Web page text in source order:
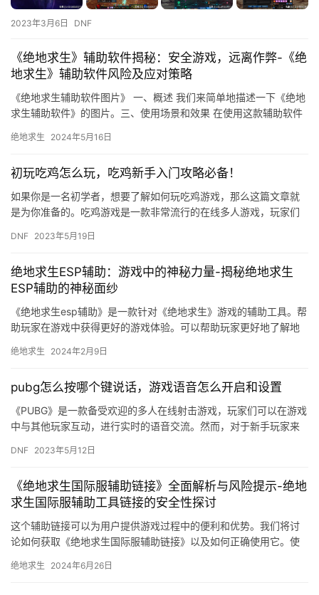
2023年3月6日 DNF
《绝地求生》辅助软件揭秘：安全游戏，远离作弊-《绝
地求生》辅助软件风险及应对策略
《绝地求生辅助软件图片》 一、概述 我们来简单地描述一下《绝地
求生辅助软件》的图片。三、使用场景和效果 在使用这款辅助软件
绝地求生 2024年5月16日
初玩吃鸡怎么玩，吃鸡新手入门攻略必备！
如果你是一名初学者，想要了解如何玩吃鸡游戏，那么这篇文章就
是为你准备的。吃鸡游戏是一款非常流行的在线多人游戏，玩家们
手入门…
DNF 2023年5月19日
绝地求生ESP辅助：游戏中的神秘力量-揭秘绝地求生
ESP辅助的神秘面纱
《绝地求生esp辅助》是一款针对《绝地求生》游戏的辅助工具。帮
助玩家在游戏中获得更好的游戏体验。可以帮助玩家更好地了解地
绝地求生 2024年2月9日
pubg怎么按哪个键说话，游戏语音怎么开启和设置
《PUBG》是一款备受欢迎的多人在线射击游戏，玩家们可以在游戏
中与其他玩家互动，进行实时的语音交流。然而，对于新手玩家来
按…
DNF 2023年5月12日
《绝地求生国际服辅助链接》全面解析与风险提示-绝地
求生国际服辅助工具链接的安全性探讨
这个辅助链接可以为用户提供游戏过程中的便利和优势。我们将讨
论如何获取《绝地求生国际服辅助链接》以及如何正确使用它。使
绝地求生 2024年6月26日